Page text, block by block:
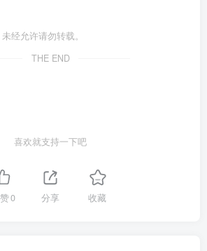
经允许请勿转载。
THE END
喜欢就支持一下吧
0 分享 收藏